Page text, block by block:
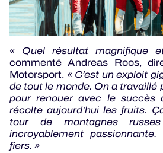
« Quel résultat magnifique
commenté Andreas Roos,
Motorsport. « C’est un exploit
de tout le monde. On a travaillé
pour renouer avec le succès
récolte aujourd’hui les fruits.
tour de montagnes
incroyablement
fiers. »